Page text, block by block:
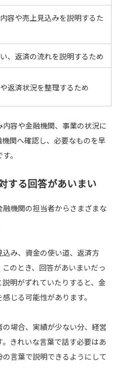
容や売上見込みを説明するた
、返済の流れを説明するため
返済状況を整理するため
容や金融機関、事業の状況に
関へ確認し、必要なものを早
。
する回答があいまい
機関の担当者からさまざまな
み、資金の使い道、返済方
のとき、回答があいまいだっ
明がずれていたりすると、金
じる可能性があります。
場合、実績が少ない分、経営
きれいな言葉で話す必要はあ
言葉で説明できるようにして